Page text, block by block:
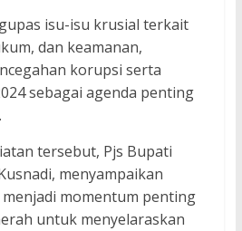
isu-isu krusial terkait
dan keamanan,
korupsi serta
sebagai agenda penting
tersebut, Pjs Bupati
menyampaikan
momentum penting
untuk menyelaraskan